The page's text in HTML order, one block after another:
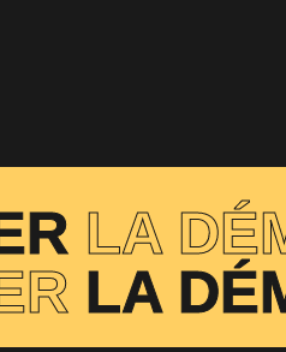
LA
LA